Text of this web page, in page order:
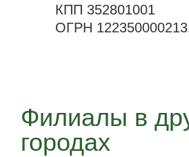
КПП 352801001
ОГРН
Филиалы в
городах